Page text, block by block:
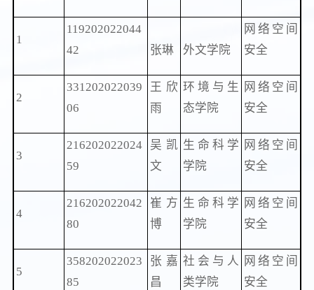
1
119202022044
42
张琳 外文学院
网络空间
安全
2
331202022039
06
王欣
雨
环境与生
态学院
网络空间
安全
3
216202022024
59
吴凯
文
生命科学
学院
网络空间
安全
4
216202022042
80
崔方
博
生命科学
学院
网络空间
安全
5
358202022023
85
张嘉
昌
社会与人
类学院
网络空间
安全